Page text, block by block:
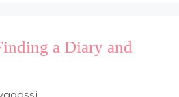
a Diary and